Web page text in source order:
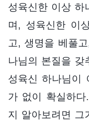
성육신한 이상 하
며, 성육신한 이
고, 생명을 베풀
나님의 본질을 갖
성육신 하나님이
가 없이 확실하
지 알아보려면 그